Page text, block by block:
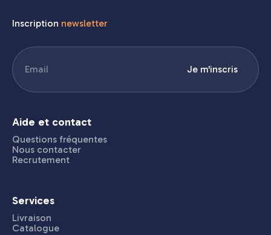
Inscription newsletter
E-
mail (Nécessaire) Je m'inscris
Aide et contact
Questions fréquentes
Nous contacter
Recrutement
Services
Livraison
Catalogue